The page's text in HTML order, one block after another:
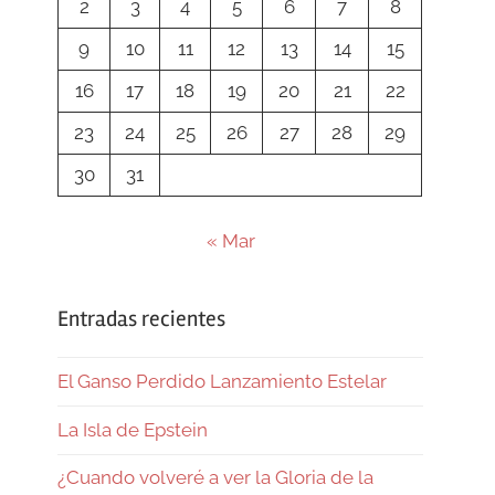
2 3 4 5 6 7
8
9
10 11 12 13 14
15
16
17 18 19 20 21
22
23
24 25 26 27 28
29
30
31
« Mar
Entradas recientes
El Ganso Perdido Lanzamiento Estelar
La Isla de Epstein
¿Cuando volveré a ver la Gloria de la